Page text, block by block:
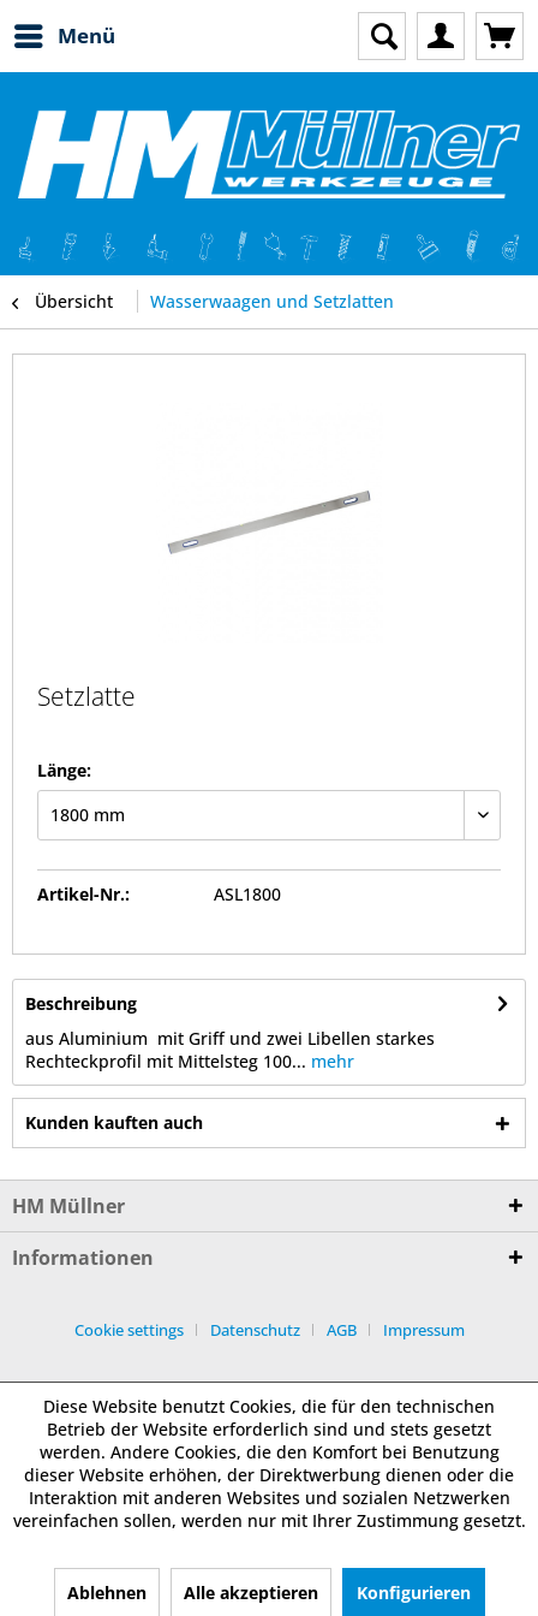
Menü
Übersicht Wasserwaagen und Setzlatten
Setzlatte
Länge:
Artikel-Nr.: ASL1800
Beschreibung
aus Aluminium mit Griff und zwei Libellen starkes
Rechteckprofil mit Mittelsteg 100... mehr
Kunden kauften auch
HM Müllner
Informationen
Cookie settings Datenschutz AGB Impressum
Diese Website benutzt Cookies, die für den technischen
Betrieb der Website erforderlich sind und stets gesetzt
werden. Andere Cookies, die den Komfort bei Benutzung
dieser Website erhöhen, der Direktwerbung dienen oder die
Interaktion mit anderen Websites und sozialen Netzwerken
vereinfachen sollen, werden nur mit Ihrer Zustimmung gesetzt.
Ablehnen Alle akzeptieren Konfigurieren